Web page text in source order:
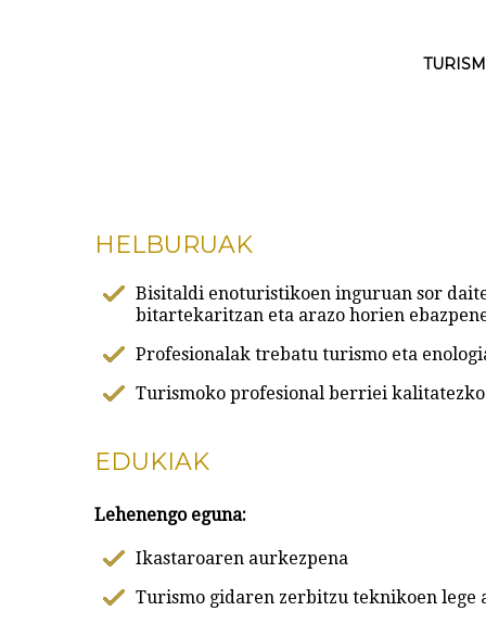
HELBURUAK
Bisitaldi enoturistikoen inguruan sor
bitartekaritzan eta arazo horien
Profesionalak trebatu turismo eta
Turismoko profesional berriei
EDUKIAK
Lehenengo eguna:
Ikastaroaren aurkezpena
Turismo gidaren zerbitzu teknikoen lege